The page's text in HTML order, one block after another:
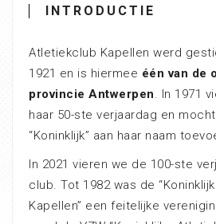
INTRODUCTIE
Atletiekclub Kapellen werd
1921 en is hiermee één van de
provincie Antwerpen. In 1971
haar 50-ste verjaardag en
“Koninklijk” aan haar naam
In 2021 vieren we de 100-ste
club. Tot 1982 was de
Kapellen” een feitelijke